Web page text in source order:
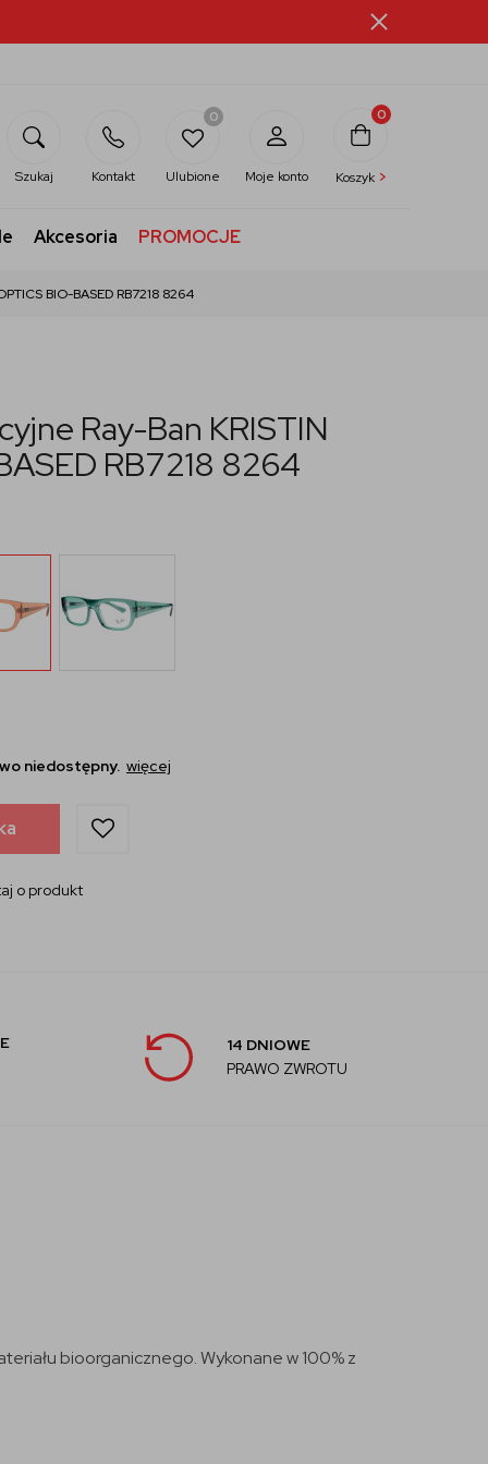
Szukaj Kontakt
0
Ulubione Moje konto
0
Koszyk >
Akcesoria PROMOCJE
BIO-BASED RB7218 8264
Ray-Ban KRISTIN
RB7218 8264
niedostępny. więcej
o produkt
14 DNIOWE
PRAWO ZWROTU
bioorganicznego. Wykonane w 100% z